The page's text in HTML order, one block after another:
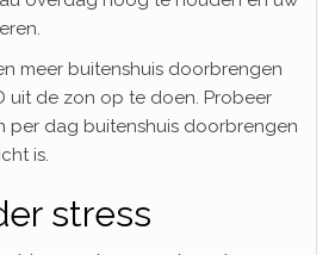
meer buitenshuis doorbrengen
uit de zon op te doen. Probeer
per dag buitenshuis doorbrengen
is.
stress